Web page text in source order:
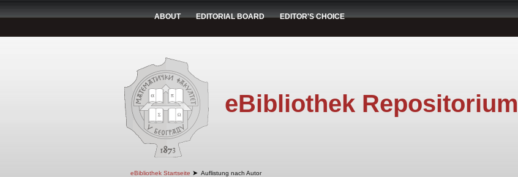
ABOUT EDITORIAL BOARD EDITOR'S CHOICE
eBibliothek Repositorium
eBibliothek Startseite ➤ Auflistung nach Autor